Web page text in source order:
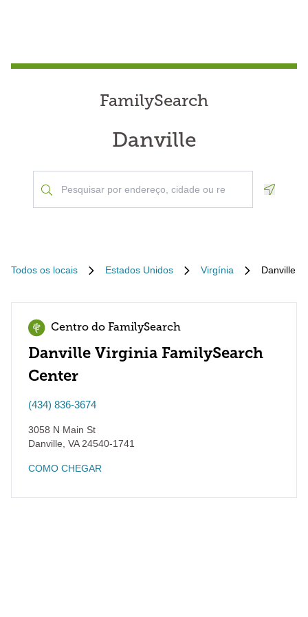
FamilySearch
Danville
Todos os locais Estados Unidos Virgínia Danville
Centro do FamilySearch
Danville Virginia FamilySearch
Center
(434) 836-3674
3058 N Main St
Danville VA24540-1741
COMO CHEGAR